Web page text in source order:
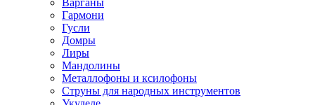
Варганы
Гармони
Гусли
Домры
Лиры
Мандолины
Металлофоны и ксилофоны
Струны для народных инструментов